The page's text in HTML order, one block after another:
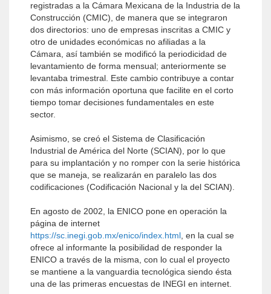
registradas a la Cámara Mexicana de la Industria de la
Construcción (CMIC), de manera que se integraron
dos directorios: uno de empresas inscritas a CMIC y
otro de unidades económicas no afiliadas a la
Cámara, así también se modificó la periodicidad de
levantamiento de forma mensual; anteriormente se
levantaba trimestral. Este cambio contribuye a contar
con más información oportuna que facilite en el corto
tiempo tomar decisiones fundamentales en este
sector.
Asimismo, se creó el Sistema de Clasificación
Industrial de América del Norte (SCIAN), por lo que
para su implantación y no romper con la serie histórica
que se maneja, se realizarán en paralelo las dos
codificaciones (Codificación Nacional y la del SCIAN).
En agosto de 2002, la ENICO pone en operación la
página de internet
https://sc.inegi.gob.mx/enico/index.html , en la cual se
ofrece al informante la posibilidad de responder la
ENICO a través de la misma, con lo cual el proyecto
se mantiene a la vanguardia tecnológica siendo ésta
una de las primeras encuestas de INEGI en internet.